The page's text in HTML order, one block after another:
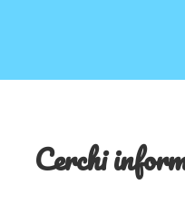
Cerchi